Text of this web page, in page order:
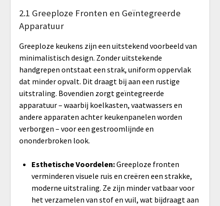
2.1 Greeploze Fronten en Geïntegreerde
Apparatuur
Greeploze keukens zijn een uitstekend voorbeeld van
minimalistisch design. Zonder uitstekende
handgrepen ontstaat een strak, uniform oppervlak
dat minder opvalt. Dit draagt bij aan een rustige
uitstraling. Bovendien zorgt geïntegreerde
apparatuur – waarbij koelkasten, vaatwassers en
andere apparaten achter keukenpanelen worden
verborgen – voor een gestroomlijnde en
ononderbroken look.
Esthetische Voordelen:Greeploze fronten
verminderen visuele ruis en creëren een strakke,
moderne uitstraling. Ze zijn minder vatbaar voor
het verzamelen van stof en vuil, wat bijdraagt aan